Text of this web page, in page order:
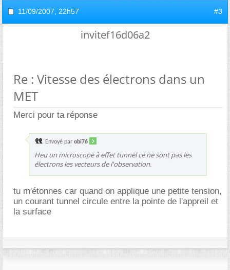
11/09/2007, 22h57 #3
invitef16d06a2
Re : Vitesse des électrons dans un
MET
Merci pour ta réponse
Envoyé par obi76
Heu un microscope à effet tunnel ce ne sont pas les
électrons les vecteurs de l'observation.
tu m'étonnes car quand on applique une petite tension,
un courant tunnel circule entre la pointe de l'appreil et
la surface